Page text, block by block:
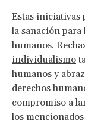
Estas iniciativas
la sanación para
humanos.
individualismo
humanos y
derechos
compromiso a
los